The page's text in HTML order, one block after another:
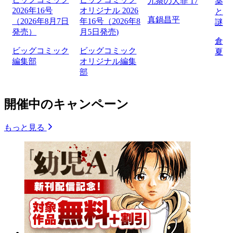
2026年16号
（2026年8月7日
発売）
ビッグコミック
編集部
オリジナル 2026
年16号（2026年8
月5日発売)
ビッグコミック
オリジナル編集
部
真鍋昌平
と
謎
倉
夏
開催中のキャンペーン
もっと見る